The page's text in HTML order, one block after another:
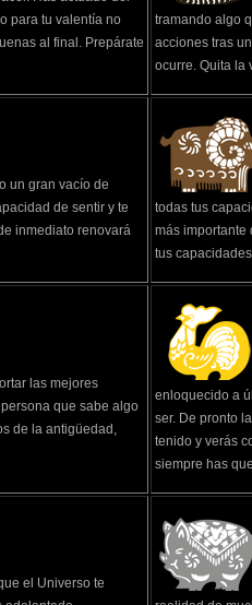
para tu valentía no
al final. Prepárate
tramando algo
acciones tras
ocurre. Quita la
un gran vacío de
de sentir y te
inmediato renovará
todas tus
más importante
tus
las mejores
que sabe algo
de la antigüedad,
enloquecido a
ser. De pronto
tenido y verás
siempre has
el Universo te